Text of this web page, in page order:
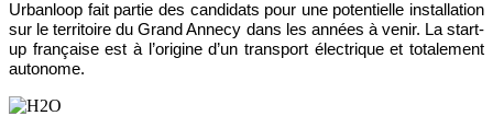
Urbanloop fait partie des candidats pour une potentielle installation
sur le territoire du Grand Annecy dans les années à venir. La start-
up française est à l’origine d’un transport électrique et totalement
autonome.